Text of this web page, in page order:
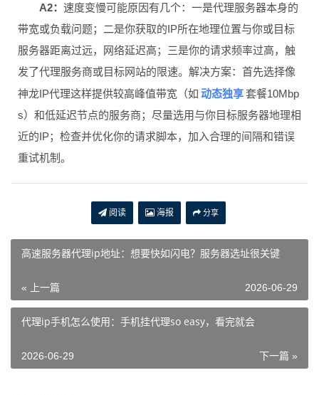
A2： 速度变慢可能原因有几个：一是代理服务器本身的
带宽或负载问题；二是你获取的IP所在地理位置与你或目标
服务器距离过远，网络延迟高；三是你的请求频率过高，触
发了代理服务商或目标网站的限速。解决方案：首先选择像
神龙IP代理这样提供较高峰值带宽（如 动态独享 套餐10Mbp
s）和低延迟节点的服务商；尽量选用与你目标服务器地理相
近的IP；检查并优化你的请求脚本，加入合理的间隔和错误
重试机制。
阅读 海报 分享
高速服务器代理ip地址：想要快如闪电？服务器选址很关键
« 上一篇 2026-06-29
代理ip手机怎么使用：手机挂代理so easy，看完就会
下一篇 »
2026-06-29